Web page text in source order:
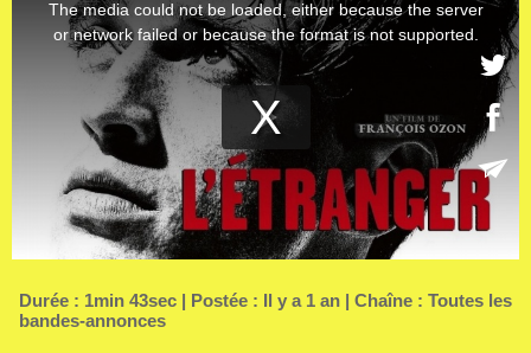
Durée : 1min 43sec | Postée : Il y a 1 an | Chaîne : Toutes les
bandes-annonces